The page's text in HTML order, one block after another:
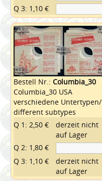
Q 3: 1,10 €
Bestell Nr.:Columbia_30
Columbia_30 USA
verschiedene Untertypen/
different subtypes
Q 1: 2,50 €
derzeit nicht
auf Lager
Q 2: 1,80 €
Q 3: 1,10 €
derzeit nicht
auf Lager